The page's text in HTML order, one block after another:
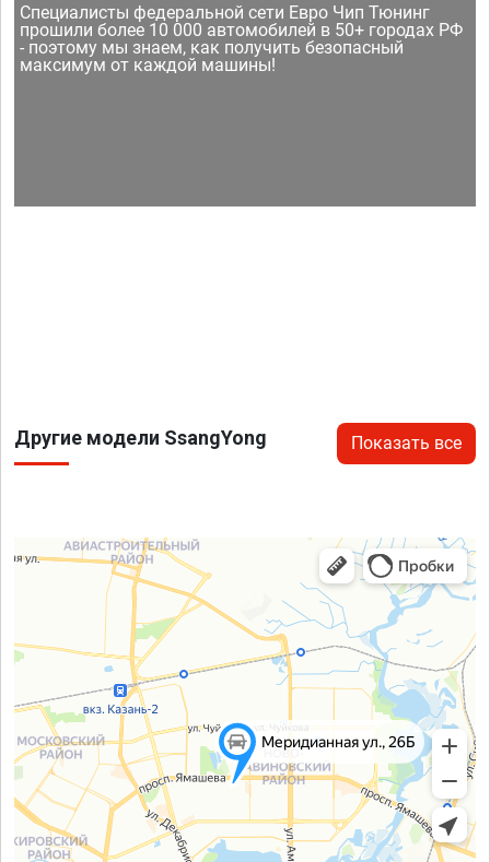
Специалисты федеральной сети Евро Чип Тюнинг
прошили более 10 000 автомобилей в 50+ городах РФ
- поэтому мы знаем, как получить безопасный
максимум от каждой машины!
Другие модели SsangYong Показать все